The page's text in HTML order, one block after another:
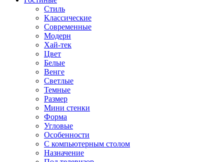
Стиль
Классические
Современные
Модерн
Хай-тек
Цвет
Белые
Венге
Светлые
Темные
Размер
Мини стенки
Форма
Угловые
Особенности
С компьютерным столом
Назначение